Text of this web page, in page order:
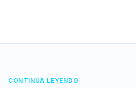
CONTINÚA LEYENDO